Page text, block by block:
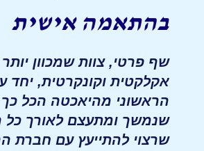
בהתאמה אישית
שף פרטי, צוות שמכוון יותר
אקלקטית וקונקרטית, יחד
הראשוני מהיאכטה הכל
שנמשך ומתעצם לאורך כל
שרצוי להתייעץ עם חברת